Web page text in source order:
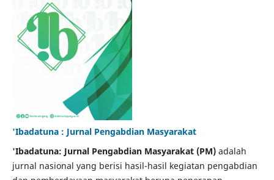
'Ibadatuna : Jurnal Pengabdian Masyarakat
'Ibadatuna: Jurnal Pengabdian Masyarakat (PM)adalah
jurnal nasional yang berisi hasil-hasil kegiatan pengabdian